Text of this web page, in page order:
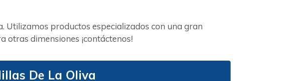
Utilizamos productos especializados con una gran
otras dimensiones ¡contáctenos!
De La Oliva